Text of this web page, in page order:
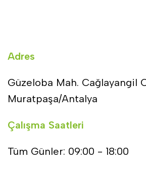
Adres
Güzeloba Mah. Cağlayangil
Muratpaşa/Antalya
Çalışma Saatleri
Tüm Günler: 09:00 - 18:00